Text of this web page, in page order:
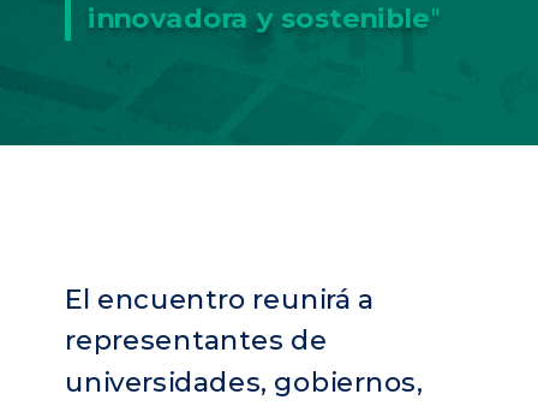
innovadora y sostenible"
El encuentro reunirá a
representantes de
universidades, gobiernos,